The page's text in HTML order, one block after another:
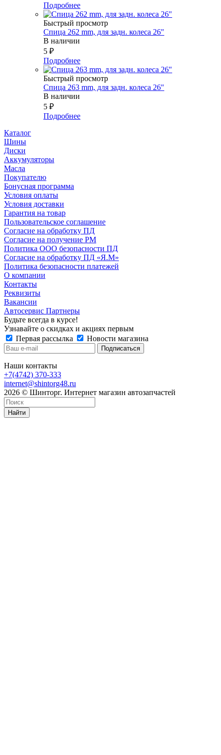
Подробнее
Быстрый просмотр
Спица 262 mm, для задн. колеса 26"
В наличии
5 ₽
Подробнее
Быстрый просмотр
Спица 263 mm, для задн. колеса 26"
В наличии
5 ₽
Подробнее
Каталог
Шины
Диски
Аккумуляторы
Масла
Покупателю
Бонусная программа
Условия оплаты
Условия доставки
Гарантия на товар
Пользовательское соглашение
Согласие на обработку ПД
Согласие на получение РМ
Политика ООО безопасности ПД
Согласие на обработку ПД «Я.М»
Политика безопасности платежей
О компании
Контакты
Реквизиты
Вакансии
Автосервис Партнеры
Будьте всегда в курсе!
Узнавайте о скидках и акциях первым
Первая рассылка
Новости магазина
Наши контакты
+7(4742) 370-333
internet@shintorg48.ru
2026 © Шинторг. Интернет магазин автозапчастей
Найти